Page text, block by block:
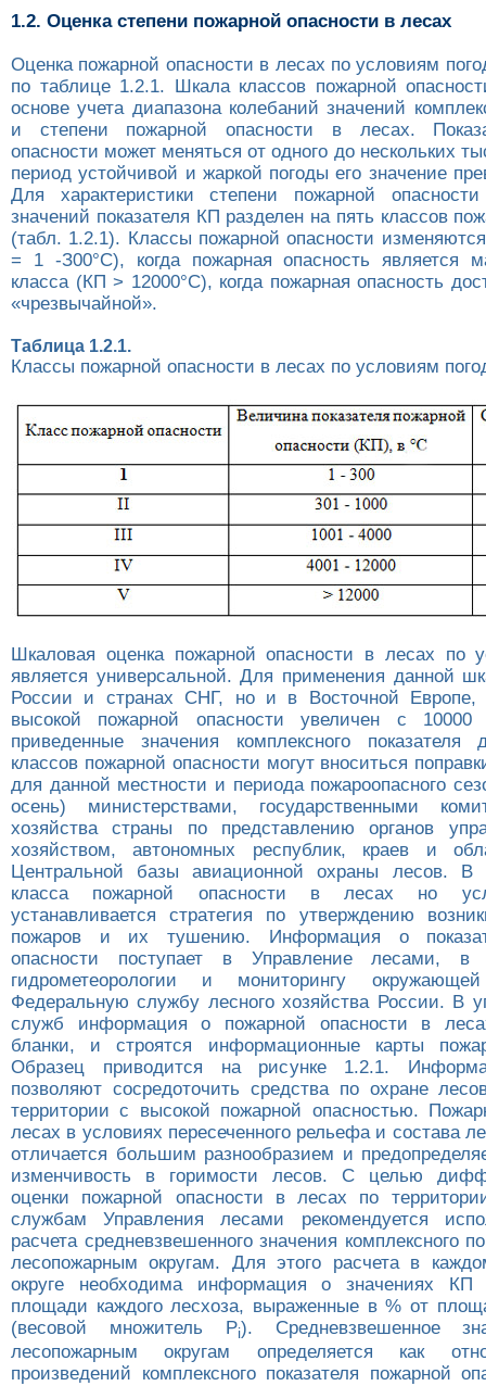
1.2. Оценка степени пожарной опасности в лесах
Оценка пожарной опасности в лесах по условиям
по таблице 1.2.1. Шкала классов пожарной
основе учета диапазона колебаний значений
и степени пожарной опасности в лесах.
опасности может меняться от одного до нескольких
период устойчивой и жаркой погоды его значение
Для характеристики степени пожарной
значений показателя КП разделен на пять классов
(табл. 1.2.1). Классы пожарной опасности
= 1 -З00°С), когда пожарная опасность является
класса (КП > 12000°С), когда пожарная опасность
«чрезвычайной».
Таблица 1.2.1.
Классы пожарной опасности в лесах по условиям
Шкаловая оценка пожарной опасности в лесах по
является универсальной. Для применения данной
России и странах СНГ, но и в Восточной Европе,
высокой пожарной опасности увеличен с
приведенные значения комплексного
классов пожарной опасности могут вноситься
для данной местности и периода пожароопасного
осень) министерствами, государственными
хозяйства страны по представлению органов
хозяйством, автономных республик, краев и
Центральной базы авиационной охраны лесов. В
класса пожарной опасности в лесах но
устанавливается стратегия по утверждению
пожаров и их тушению. Информация о
опасности поступает в Управление лесами, в
гидрометеорологии и мониторингу
Федеральную службу лесного хозяйства России. В
служб информация о пожарной опасности в
бланки, и строятся информационные карты
Образец приводится на рисунке 1.2.1.
позволяют сосредоточить средства по охране
территории с высокой пожарной опасностью.
лесах в условиях пересеченного рельефа и состава
отличается большим разнообразием и
изменчивость в горимости лесов. С целью
оценки пожарной опасности в лесах по
службам Управления лесами рекомендуется
расчета средневзвешенного значения комплексного
лесопожарным округам. Для этого расчета в
округе необходима информация о значениях
площади каждого лесхоза, выраженные в % от
(весовой множитель Рi). Средневзвешенное
лесопожарным округам определяется как
произведений комплексного показателя пожарной